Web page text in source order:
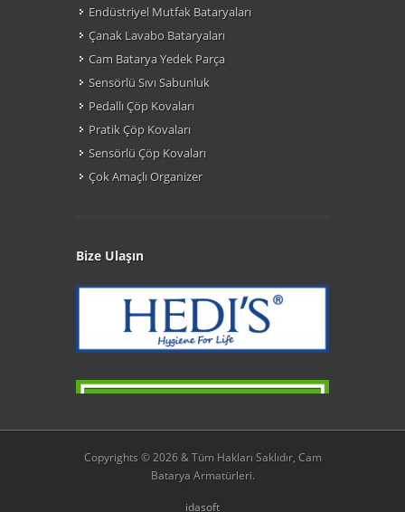
Endüstriyel Mutfak Bataryaları
Çanak Lavabo Bataryaları
Cam Batarya Yedek Parça
Sensörlü Sıvı Sabunluk
Pedallı Çöp Kovaları
Pratik Çöp Kovaları
Sensörlü Çöp Kovaları
Çok Amaçlı Organizer
Bize Ulaşın
Copyrights © 2026 & Tüm Hakları Saklıdır, Cam
Batarya Armatürleri.
idasoft